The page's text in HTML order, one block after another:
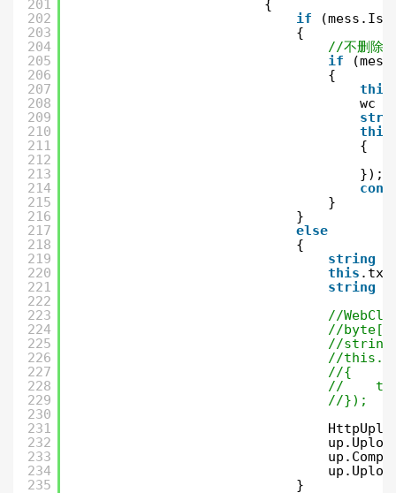
201
202
203
204
205
206
207
208
209
210
211
212
213
214
215
216
217
218
219
220
221
222
223
224
225
226
227
228
229
230
231
232
233
234
235
{
if
{
//不删除
if
{
this
wc
this
{
});
}
}
else
{
string
this
string
//
//byte[]
//string
//
//{
//
//});
}